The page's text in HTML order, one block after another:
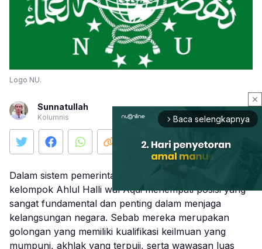
Logo NU.
Sunnatullah
Kolumnis
Dalam sistem pemerintahan Islam, keberadaan
kelompok Ahlul Halli wal Aqdi menempati posisi yang
sangat fundamental dan penting dalam menjaga
kelangsungan negara. Sebab mereka merupakan
golongan yang memiliki kualifikasi keilmuan yang
mumpuni, akhlak yang terpuji, serta wawasan luas
close
arrow_forward_ios Baca selengkapnya
Mute